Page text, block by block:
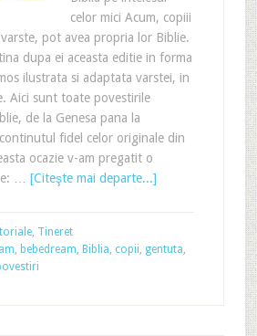
celor mici Acum, copiii
varste, pot avea propria lor Biblie.
dupa ei aceasta editie in forma
ilustrata si adaptata varstei, in
Aici sunt toate povestirile
de la Genesa pana la
fidel celor originale din
ocazie v-am pregatit o
… [Citeşte mai departe...]
, Tineret
, bebedream, Biblia, copii, gentuta,